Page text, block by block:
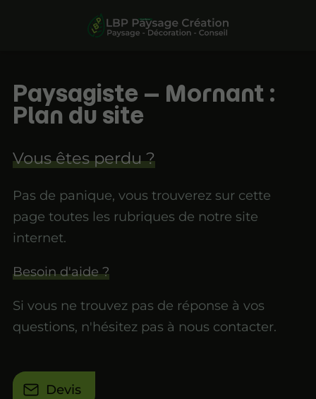
Paysagiste – Mornant :
Plan du site
Vous êtes perdu ?
Pas de panique, vous trouverez sur cette
page toutes les rubriques de notre site
internet.​​
Besoin d'aide ?
Si vous ne trouvez pas de réponse à vos
questions, n'hésitez pas à nous contacter.
Devis